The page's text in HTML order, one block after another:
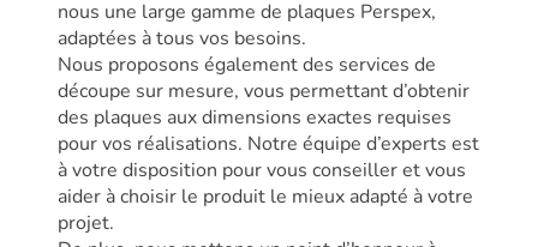
nous une large gamme de plaques Perspex,
adaptées à tous vos besoins.
Nous proposons également des services de
découpe sur mesure, vous permettant d’obtenir
des plaques aux dimensions exactes requises
pour vos réalisations. Notre équipe d’experts est
à votre disposition pour vous conseiller et vous
aider à choisir le produit le mieux adapté à votre
projet.